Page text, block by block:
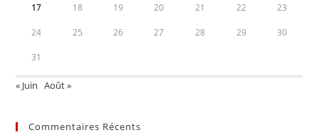
17 18 19 20 21 22 23
24 25 26 27 28 29 30
31
« Juin Août »
Commentaires Récents